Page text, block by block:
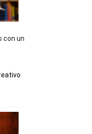
con un